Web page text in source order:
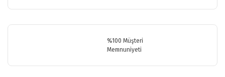
%100 Müşteri
Memnuniyeti